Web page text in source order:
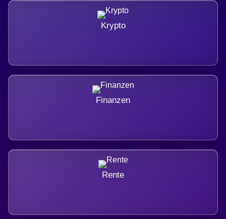
Krypto
Finanzen
Rente